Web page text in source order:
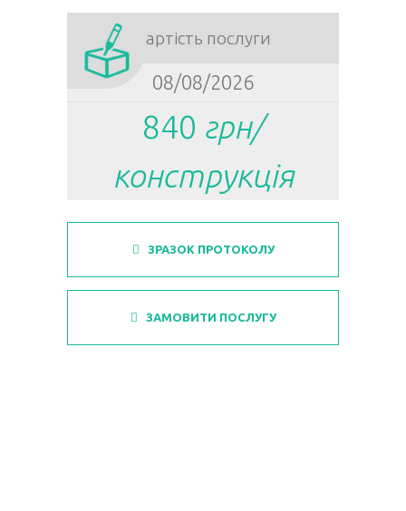
Вартість послуги
08/08/2026
840 грн/
конструкція
ЗРАЗОК ПРОТОКОЛУ
ЗАМОВИТИ ПОСЛУГУ